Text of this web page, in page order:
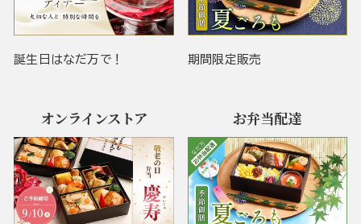
誕生日はなだ万で！ 期間限定販売
オンラインストア お弁当配達